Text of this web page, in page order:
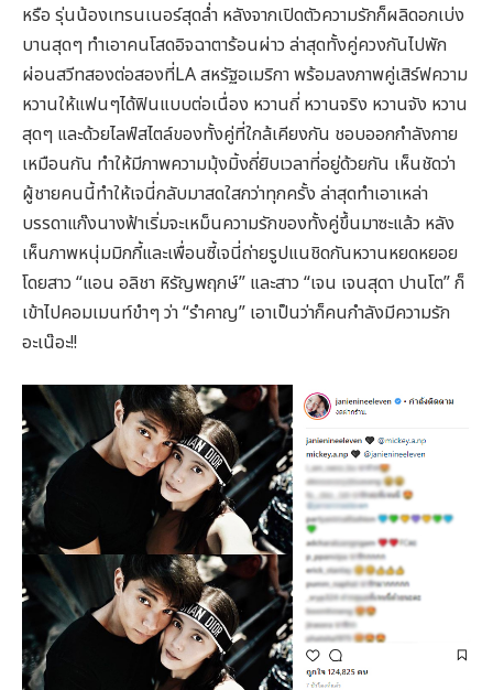
หรือ รุ่นน้องเทรนเนอร์สุดล่ำ หลังจากเปิดตัวความรักก็ผลิดอกเบ่ง
บานสุดๆ ทำเอาคนโสดอิจฉาตาร้อนผ่าว ล่าสุดทั้งคู่ควงกันไปพัก
ผ่อนสวีทสองต่อสองที่LA สหรัฐอเมริกา พร้อมลงภาพคู่เสิร์ฟความ
หวานให้แฟนๆได้ฟินแบบต่อเนื่อง หวานถี่ หวานจริง หวานจัง หวาน
สุดๆ และด้วยไลฟ์สไตล์ของทั้งคู่ที่ใกล้เคียงกัน ชอบออกกำลังกาย
เหมือนกัน ทำให้มีภาพความมุ้งมิ้งถี่ยิบเวลาที่อยู่ด้วยกัน เห็นชัดว่า
ผู้ชายคนนี้ทำให้เจนี่กลับมาสดใสกว่าทุกครั้ง ล่าสุดทำเอาเหล่า
บรรดาแก๊งนางฟ้าเริ่มจะเหม็นความรักของทั้งคู่ขึ้นมาซะแล้ว หลัง
เห็นภาพหนุ่มมิกกี้และเพื่อนซี้เจนี่ถ่ายรูปแนชิดกันหวานหยดหยอย
โดยสาว “แอน อลิชา หิรัญพฤกษ์” และสาว “เจน เจนสุดา ปานโต” ก็
เข้าไปคอมเมนท์ขำๆ ว่า “รำคาญ” เอาเป็นว่าก็คนกำลังมีความรัก
อะเน๊อะ!!